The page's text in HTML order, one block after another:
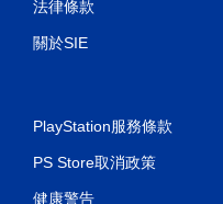
法律條款
關於SIE
PlayStation服務條款
PS Store取消政策
健康警告